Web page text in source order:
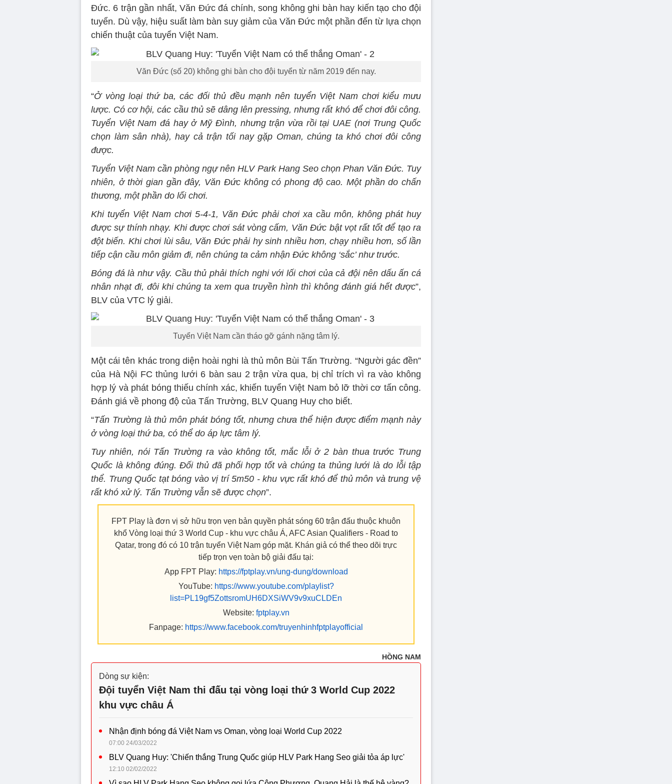
Đức. 6 trận gần nhất, Văn Đức đá chính, song không ghi bàn hay kiến tạo cho đội
tuyển. Dù vậy, hiệu suất làm bàn suy giảm của Văn Đức một phần đến từ lựa chọn
chiến thuật của tuyển Việt Nam.
Văn Đức (số 20) không ghi bàn cho đội tuyển từ năm 2019 đến nay.
“Ở vòng loại thứ ba, các đối thủ đều mạnh nên tuyển Việt Nam chơi kiểu mưu
lược. Có cơ hội, các cầu thủ sẽ dâng lên pressing, nhưng rất khó để chơi đôi công.
Tuyển Việt Nam đá hay ở Mỹ Đình, nhưng trận vừa rồi tại UAE (nơi Trung Quốc
chọn làm sân nhà), hay cả trận tối nay gặp Oman, chúng ta khó chơi đôi công
được.
Tuyển Việt Nam cần phòng ngự nên HLV Park Hang Seo chọn Phan Văn Đức. Tuy
nhiên, ở thời gian gần đây, Văn Đức không có phong độ cao. Một phần do chấn
thương, một phần do lối chơi.
Khi tuyển Việt Nam chơi 5-4-1, Văn Đức phải chơi xa cầu môn, không phát huy
được sự thính nhạy. Khi được chơi sát vòng cấm, Văn Đức bật vọt rất tốt để tạo ra
đột biến. Khi chơi lùi sâu, Văn Đức phải hy sinh nhiều hơn, chạy nhiều hơn, số lần
tiếp cận cầu môn giảm đi, nên chúng ta cảm nhận Đức không ‘sắc’ như trước.
Bóng đá là như vậy. Cầu thủ phải thích nghi với lối chơi của cả đội nên dấu ấn cá
nhân nhạt đi, đôi khi chúng ta xem qua truyền hình thì không đánh giá hết được”,
BLV của VTC lý giải.
Tuyển Việt Nam cần tháo gỡ gánh nặng tâm lý.
Một cái tên khác trong diện hoài nghi là thủ môn Bùi Tấn Trường. “Người gác đền”
của Hà Nội FC thủng lưới 6 bàn sau 2 trận vừa qua, bị chỉ trích vì ra vào không
hợp lý và phát bóng thiếu chính xác, khiến tuyển Việt Nam bỏ lỡ thời cơ tấn công.
Đánh giá về phong độ của Tấn Trường, BLV Quang Huy cho biết.
“Tấn Trường là thủ môn phát bóng tốt, nhưng chưa thể hiện được điểm mạnh này
ở vòng loại thứ ba, có thể do áp lực tâm lý.
Tuy nhiên, nói Tấn Trường ra vào không tốt, mắc lỗi ở 2 bàn thua trước Trung
Quốc là không đúng. Đối thủ đã phối hợp tốt và chúng ta thủng lưới là do lỗi tập
thể. Trung Quốc tạt bóng vào vị trí 5m50 - khu vực rất khó để thủ môn và trung vệ
rất khó xử lý. Tấn Trường vẫn sẽ được chọn”.
FPT Play là đơn vị sở hữu trọn vẹn bản quyền phát sóng 60 trận đấu thuộc khuôn
khổ Vòng loại thứ 3 World Cup - khu vực châu Á, AFC Asian Qualifiers - Road to
Qatar, trong đó có 10 trận tuyển Việt Nam góp mặt. Khán giả có thể theo dõi trực
tiếp trọn vẹn toàn bộ giải đấu tại:
App FPT Play: https://fptplay.vn/ung-dung/download
YouTube: https://www.youtube.com/playlist?
list=PL19gf5ZottsromUH6DXSiWV9v9xuCLDEn
Website: fptplay.vn
Fanpage: https://www.facebook.com/truyenhinhfptplayofficial
HỒNG NAM
Dòng sự kiện:
Đội tuyển Việt Nam thi đấu tại vòng loại thứ 3 World Cup 2022
khu vực châu Á
Nhận định bóng đá Việt Nam vs Oman, vòng loại World Cup 2022
07:00 24/03/2022
BLV Quang Huy: 'Chiến thắng Trung Quốc giúp HLV Park Hang Seo giải tỏa áp lực'
12:10 02/02/2022